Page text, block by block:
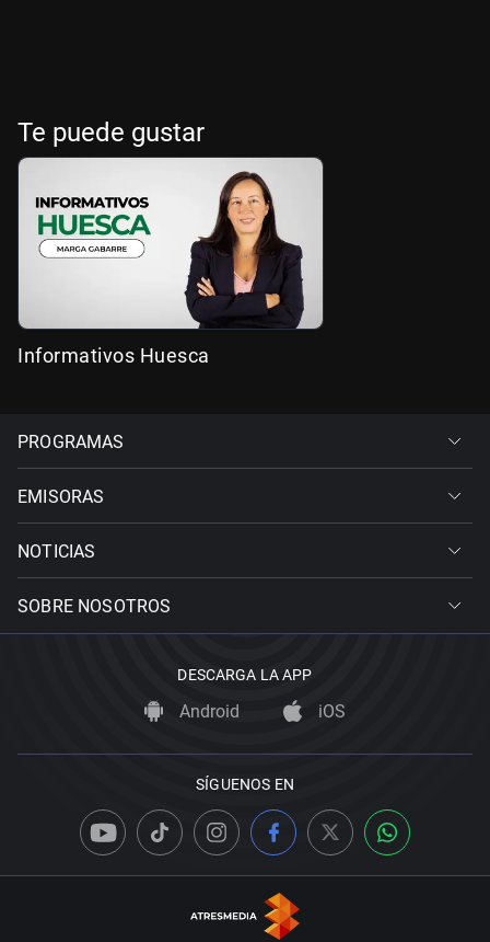
Te puede gustar
Informativos Huesca
PROGRAMAS
EMISORAS
NOTICIAS
SOBRE NOSOTROS
DESCARGA LA APP
Android iOS
SÍGUENOS EN